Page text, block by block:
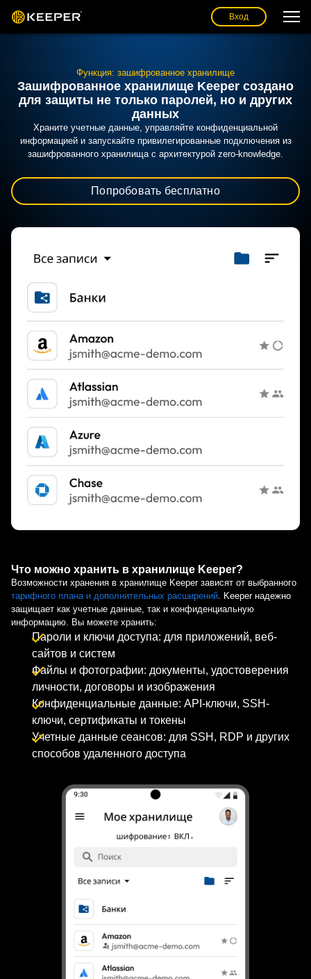
Вход
Функция: зашифрованное хранилище
Зашифрованное хранилище Keeper создано
для защиты не только паролей, но и других
данных
Храните учетные данные, управляйте конфиденциальной
информацией и запускайте привилегированные подключения из
зашифрованного хранилища с архитектурой zero-knowledge.
Попробовать бесплатно
Что можно хранить в хранилище Keeper?
Возможности хранения в хранилище Keeper зависят от выбранного
тарифного плана и дополнительных расширений. Keeper надежно
защищает как учетные данные, так и конфиденциальную
информацию. Вы можете хранить:
Пароли и ключи доступа: для приложений, веб-
сайтов и систем
Файлы и фотографии: документы, удостоверения
личности, договоры и изображения
Конфиденциальные данные: API-ключи, SSH-
ключи, сертификаты и токены
Учетные данные сеансов: для SSH, RDP и других
способов удаленного доступа